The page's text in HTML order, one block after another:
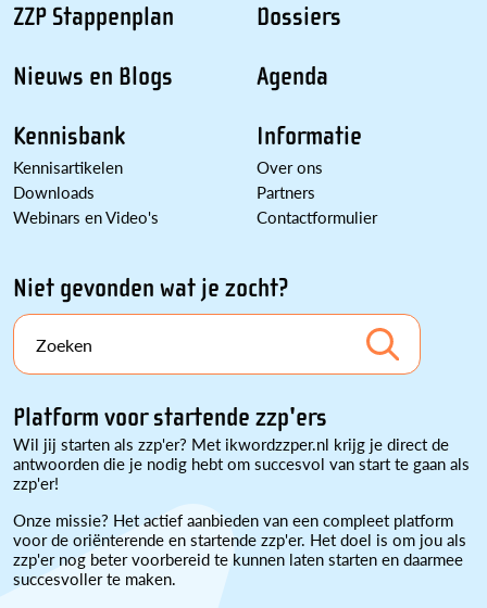
ZZP Stappenplan
Nieuws en Blogs
Kennisbank
Kennisartikelen
Downloads
Webinars en Video's
Dossiers
Agenda
Informatie
Over ons
Partners
Contactformulier
Niet gevonden wat je zocht?
Zoeken
Platform voor startende zzp'ers
Wil jij starten als zzp'er? Met ikwordzzper.nl krijg je direct de
antwoorden die je nodig hebt om succesvol van start te gaan als
zzp'er!
Onze missie? Het actief aanbieden van een compleet platform
voor de oriënterende en startende zzp'er. Het doel is om jou als
zzp'er nog beter voorbereid te kunnen laten starten en daarmee
succesvoller te maken.